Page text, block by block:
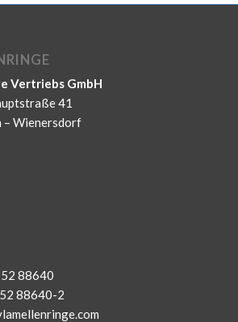
Vertriebs GmbH
41
– Wienersdorf
88640
88640-2